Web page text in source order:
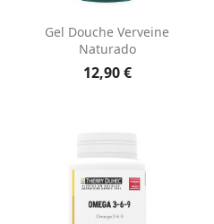
Gel Douche Verveine
Naturado
12,90 €